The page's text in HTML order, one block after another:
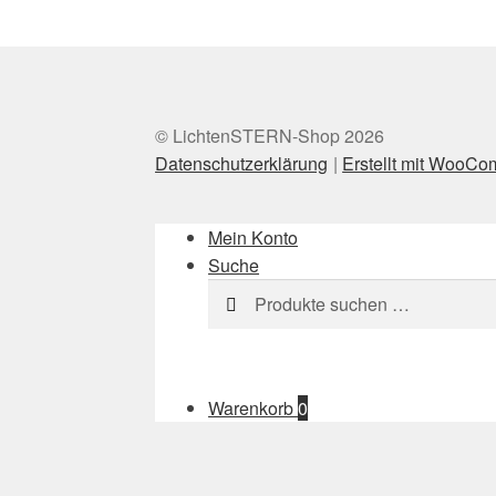
© LichtenSTERN-Shop 2026
Datenschutzerklärung
Erstellt mit
Mein Konto
Suche
Suchen
nach:
Suchen
Warenkorb0